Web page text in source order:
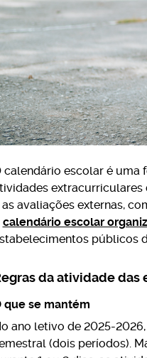
calendário escolar é uma
extracurriculares
as avaliações externas,
calendário escolar
públicos
da atividade das
que se mantém
ano letivo de 2025-
(dois períodos).